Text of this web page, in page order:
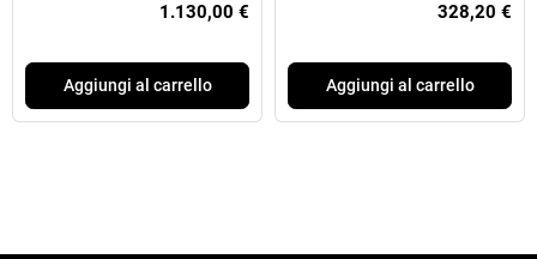
1.130,00 €
Aggiungi al carrello
328,20 €
Aggiungi al carrello